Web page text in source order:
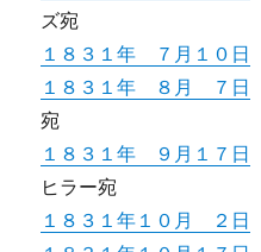
ズ宛
１８３１年 ７月１０日
１８３１年 ８月 ７日
宛
１８３１年 ９月１７日
ヒラー宛
１８３１年１０月 ２日